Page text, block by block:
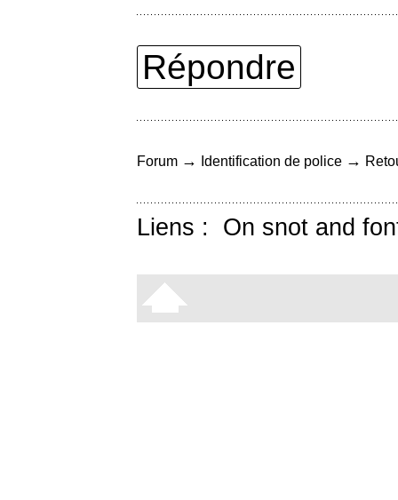
Répondre
Forum → Identification de police →
Liens : On snot and